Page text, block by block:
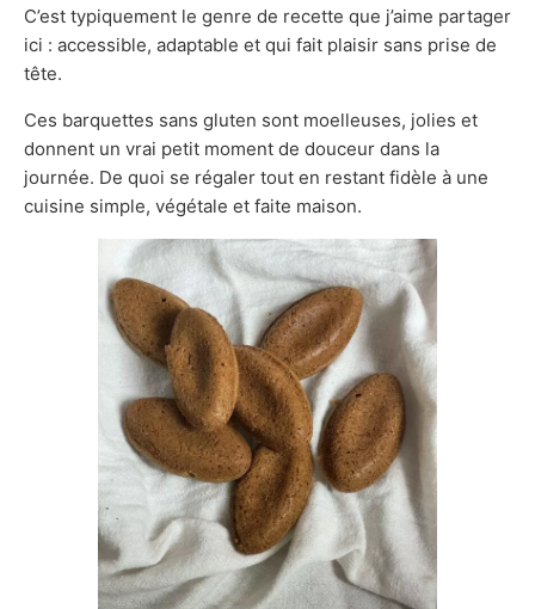
C’est typiquement le genre de recette que j’aime partager
ici : accessible, adaptable et qui fait plaisir sans prise de
tête.
Ces barquettes sans gluten sont moelleuses, jolies et
donnent un vrai petit moment de douceur dans la
journée. De quoi se régaler tout en restant fidèle à une
cuisine simple, végétale et faite maison.